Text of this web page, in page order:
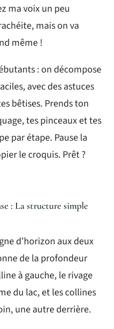
ma voix un peu
mais on va
même !
: on décompose
avec des astuces
bêtises. Prends ton
tes pinceaux et tes
par étape. Pause la
le croquis. Prêt ?
: La structure simple
d’horizon aux deux
de la profondeur
à gauche, le rivage
du lac, et les collines
une autre derrière.